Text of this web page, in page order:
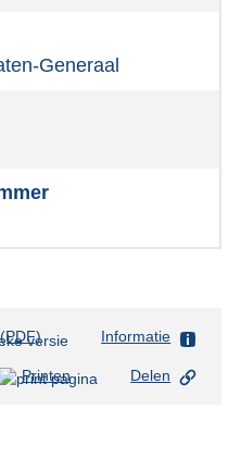
Generaal
b
s
Informatie
Printen Delen